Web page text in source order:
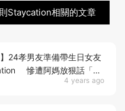
Staycation相關的文章
4 years ago
】24孝男友準備帶生日女友
慘遭阿媽放狠話「鬼
意再翻嚟」